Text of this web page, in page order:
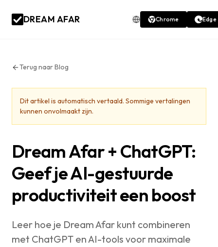
DREAM AFAR Chrome Edge
Terug naar Blog
Dit artikel is automatisch vertaald. Sommige vertalingen
kunnen onvolmaakt zijn.
Dream Afar + ChatGPT:
Geef je AI-gestuurde
productiviteit een boost
Leer hoe je Dream Afar kunt combineren
met ChatGPT en AI-tools voor maximale